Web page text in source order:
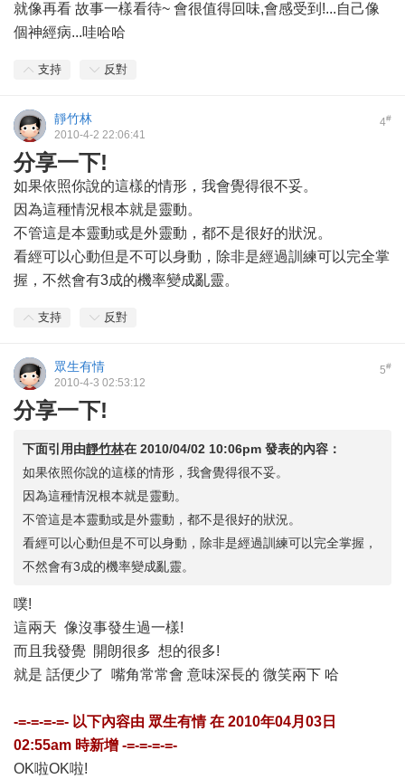
就像再看 故事一樣看待~ 會很值得回味,會感受到!...自己像
個神經病...哇哈哈
支持 反對
4#
靜竹林
2010-4-2 22:06:41
分享一下!
如果依照你說的這樣的情形，我會覺得很不妥。
因為這種情況根本就是靈動。
不管這是本靈動或是外靈動，都不是很好的狀況。
看經可以心動但是不可以身動，除非是經過訓練可以完全掌
握，不然會有3成的機率變成亂靈。
支持 反對
5#
眾生有情
2010-4-3 02:53:12
分享一下!
下面引用由靜竹林在 2010/04/02 10:06pm 發表的內容：
如果依照你說的這樣的情形，我會覺得很不妥。
因為這種情況根本就是靈動。
不管這是本靈動或是外靈動，都不是很好的狀況。
看經可以心動但是不可以身動，除非是經過訓練可以完全掌握，
不然會有3成的機率變成亂靈。
噗!
這兩天 像沒事發生過一樣!
而且我發覺 開朗很多 想的很多!
就是 話便少了 嘴角常常會 意味深長的 微笑兩下 哈
-=-=-=-=- 以下內容由 眾生有情在 2010年04月03日
02:55am 時新增 -=-=-=-=-
OK啦OK啦!